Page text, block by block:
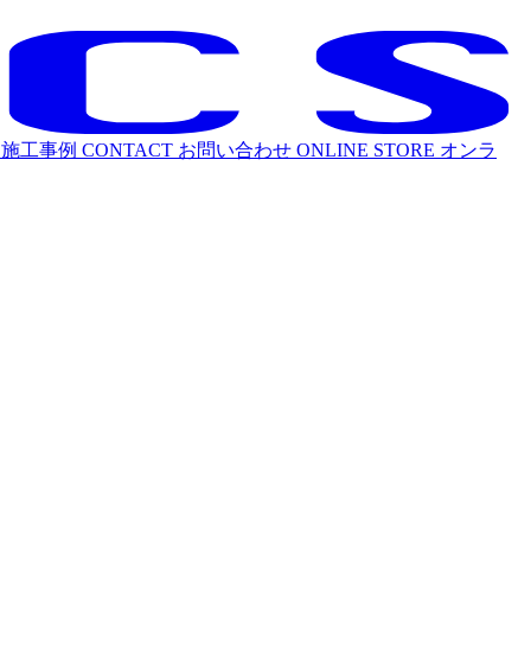
施工事例 CONTACT お問い合わせ ONLINE STORE オンラ